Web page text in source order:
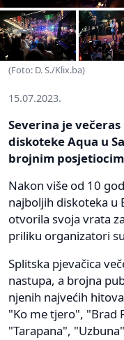
(Foto: D. S./Klix.ba)
15.07.2023.
Severina je
diskoteke Aqua u
brojnim
Nakon više od 10
najboljih diskoteka u
otvorila svoja vrata
priliku organizatori
Splitska pjevačica
nastupa, a brojna
njenih najvećih
"Ko me tjero", "Brad
"Tarapana",